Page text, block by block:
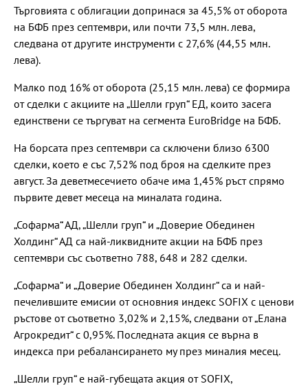
Търговията с облигации допринася за 45,5% от оборота
на БФБ през септември, или почти 73,5 млн. лева,
следвана от другите инструменти с 27,6% (44,55 млн.
лева).
Малко под 16% от оборота (25,15 млн. лева) се формира
от сделки с акциите на „Шелли груп“ ЕД, които засега
единствени се търгуват на сегмента EuroBridge на БФБ.
На борсата през септември са сключени близо 6300
сделки, което е със 7,52% под броя на сделките през
август. За деветмесечието обаче има 1,45% ръст спрямо
първите девет месеца на миналата година.
„Софарма“ АД, „Шелли груп“ и „Доверие Обединен
Холдинг“ АД са най-ликвидните акции на БФБ през
септември със съответно 788, 648 и 282 сделки.
„Софарма“ и „Доверие Обединен Холдинг“ са и най-
печелившите емисии от основния индекс SOFIX с ценови
ръстове от съответно 3,02% и 2,15%, следвани от „Елана
Агрокредит“ с 0,95%. Последната акция се върна в
индекса при ребалансирането му през миналия месец.
„Шелли груп“ е най-губещата акция от SOFIX,